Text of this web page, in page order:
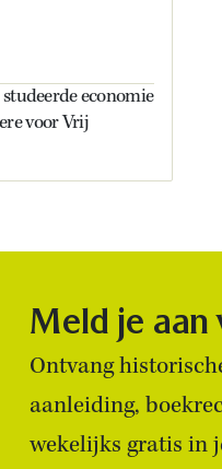
economie
voor Vrij
Meld je
Ontvang
aanleiding,
wekelijks gratis in